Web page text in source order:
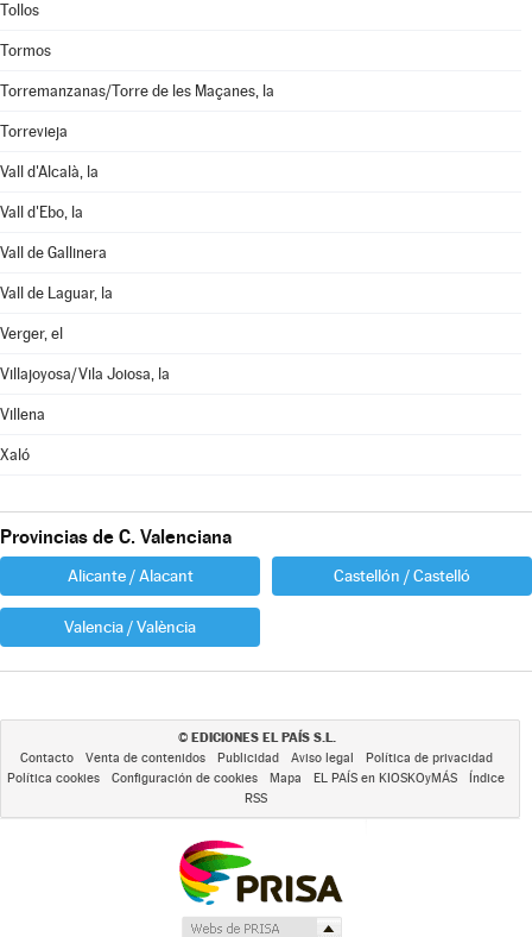
Tollos
Tormos
Torremanzanas/Torre de les Maçanes, la
Torrevieja
Vall d'Alcalà, la
Vall d'Ebo, la
Vall de Gallinera
Vall de Laguar, la
Verger, el
Villajoyosa/Vila Joiosa, la
Villena
Xaló
Provincias de C. Valenciana
Alicante / Alacant Castellón / Castelló
Valencia / València
© EDICIONES EL PAÍS S.L.
Contacto Venta de contenidos Publicidad Aviso legal
Política de privacidad
Política cookies
Configuración de cookies Mapa EL PAÍS en KIOSKOyMÁS
Índice
RSS